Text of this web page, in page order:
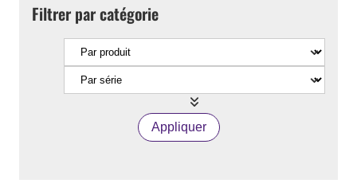
Filtrer par catégorie
Appliquer